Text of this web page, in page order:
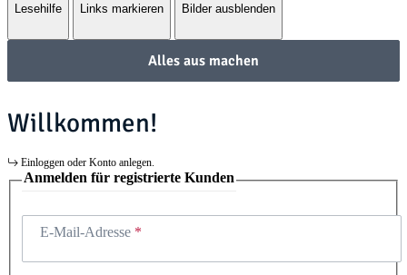
Lesehilfe Links markieren Bilder ausblenden
Alles aus machen
Willkommen!
Einloggen oder Konto anlegen.
Anmelden für registrierte Kunden
E-Mail-Adresse